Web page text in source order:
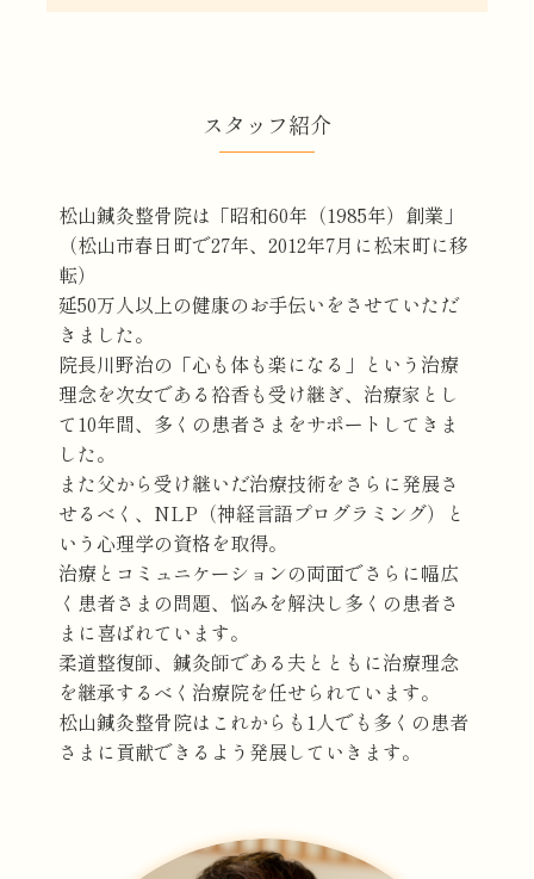
スタッフ紹介
松山鍼灸整骨院は「昭和60年（1985年）創業」
（松山市春日町で27年、2012年7月に松末町に移
転）
延50万人以上の健康のお手伝いをさせていただ
きました。
院長川野治の「心も体も楽になる」という治療
理念を次女である裕香も受け継ぎ、治療家とし
て10年間、多くの患者さまをサポートしてきま
した。
また父から受け継いだ治療技術をさらに発展さ
せるべく、NLP（神経言語プログラミング）と
いう心理学の資格を取得。
治療とコミュニケーションの両面でさらに幅広
く患者さまの問題、悩みを解決し多くの患者さ
まに喜ばれています。
柔道整復師、鍼灸師である夫とともに治療理念
を継承するべく治療院を任せられています。
​​​​​​​松山鍼灸整骨院はこれからも1人でも多くの患者
さまに貢献できるよう発展していきます。